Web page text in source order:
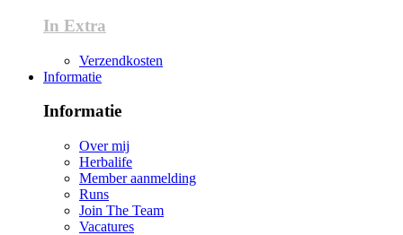
In Extra
Verzendkosten
Informatie
Informatie
Over mij
Herbalife
Member aanmelding
Runs
Join The Team
Vacatures